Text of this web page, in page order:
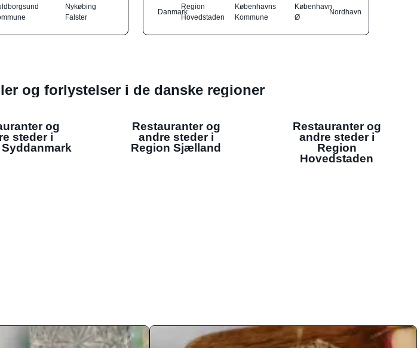
Nykøbing
Falster
Danmark
Region
Hovedstaden
Københavns
Kommune
København
Ø
Nordhavn
og forlystelser i de danske regioner
og
steder i
Restauranter og
andre steder i
Region Sjælland
Restauranter og
andre steder i
Region
Hovedstaden